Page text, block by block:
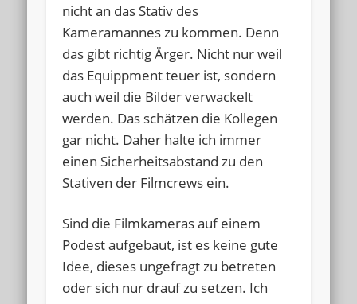
nicht an das Stativ des
Kameramannes zu kommen. Denn
das gibt richtig Ärger. Nicht nur weil
das Equippment teuer ist, sondern
auch weil die Bilder verwackelt
werden. Das schätzen die Kollegen
gar nicht. Daher halte ich immer
einen Sicherheitsabstand zu den
Stativen der Filmcrews ein.
Sind die Filmkameras auf einem
Podest aufgebaut, ist es keine gute
Idee, dieses ungefragt zu betreten
oder sich nur drauf zu setzen. Ich